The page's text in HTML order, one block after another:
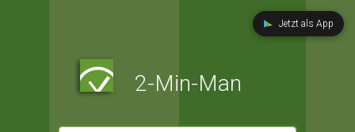
Jetzt als App
2-Min-Man